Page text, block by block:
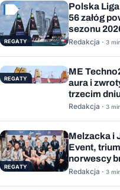
REGATY
Polska
56 załóg
sezonu
Redakcja · 3
REGATY
ME
aura i
trzecim
Redakcja · 3
REGATY
Melzacka i
Event,
norwescy
Redakcja · 3